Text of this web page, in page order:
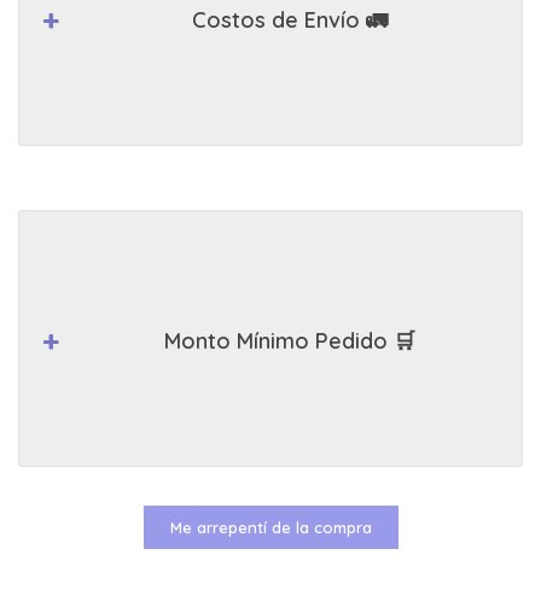
Costos de Envío 🚛
Monto Mínimo Pedido 🛒
Me arrepentí de la compra